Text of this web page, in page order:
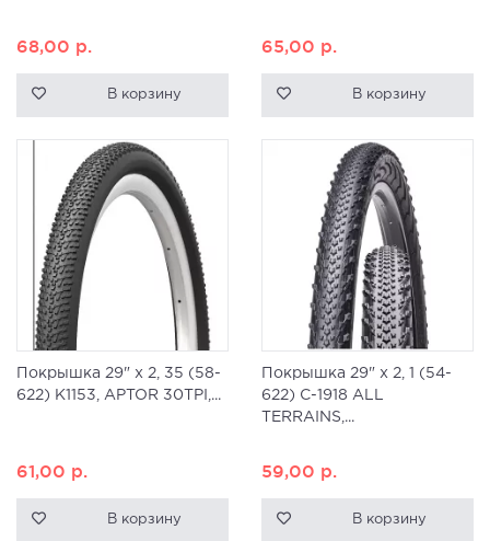
68,00 р.
В корзину
65,00 р.
В корзину
Покрышка 29" x 2, 35 (58-
622) K1153, APTOR 30TPI,...
61,00 р.
В корзину
Покрышка 29" x 2, 1 (54-
622) C-1918 ALL
TERRAINS,...
59,00 р.
В корзину